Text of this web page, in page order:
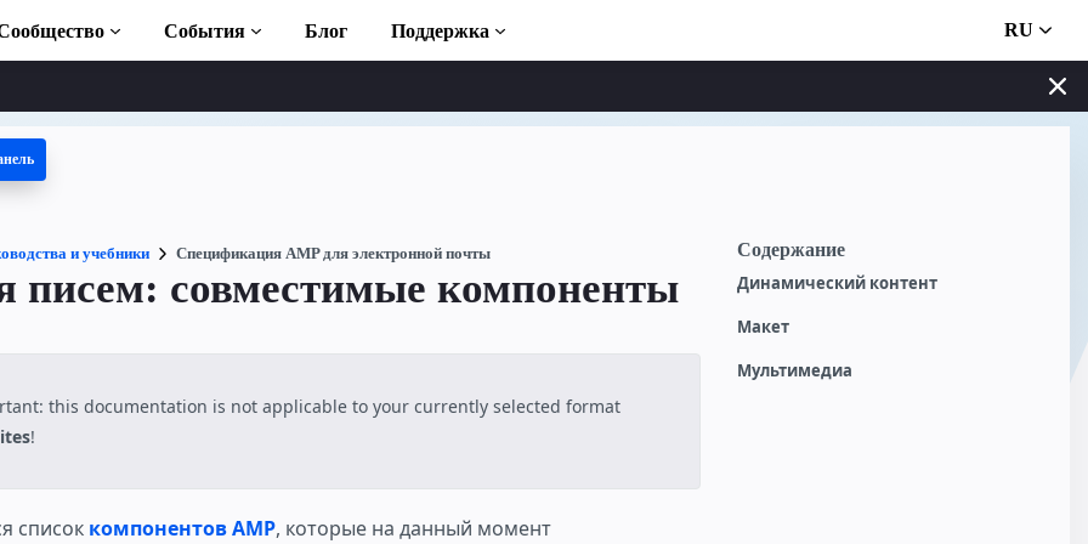
AMP
AMP
События Блог Поддержка RU
Содержание
Динамический контент
Макет
Мультимедиа
и учебники Спецификация AMP для электронной почты
писем: совместимые компоненты
this documentation is not applicable to your currently selected format
!
список компонентов AMP, которые на данный момент